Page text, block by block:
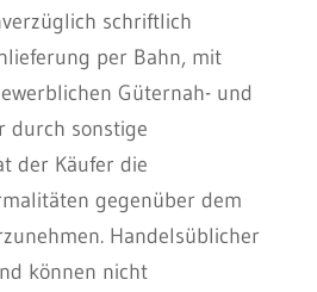
schriftlich
per Bahn, mit
Güternah- und
durch sonstige
der Käufer die
gegenüber dem
Handelsüblicher
können nicht